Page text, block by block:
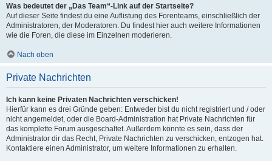
Was bedeutet der „Das Team“-Link auf der Startseite?
Auf dieser Seite findest du eine Auflistung des Forenteams, einschließlich der
Administratoren, der Moderatoren. Du findest hier auch weitere Informationen
wie die Foren, die diese im Einzelnen moderieren.
Nach oben
Private Nachrichten
Ich kann keine Privaten Nachrichten verschicken!
Hierfür kann es drei Gründe geben: Entweder bist du nicht registriert und / oder
nicht angemeldet, oder die Board-Administration hat Private Nachrichten für
das komplette Forum ausgeschaltet. Außerdem könnte es sein, dass der
Administrator dir das Recht, Private Nachrichten zu verschicken, entzogen hat.
Kontaktiere einen Administrator, um weitere Informationen zu erhalten.